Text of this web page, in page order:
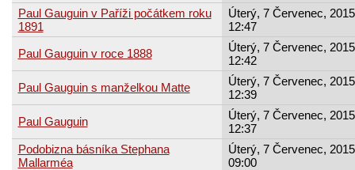
Paul Gauguin v Paříži počátkem roku
1891
Úterý, 7 Červenec,
12:47
Paul Gauguin v roce 1888
Úterý, 7 Červenec,
12:42
Paul Gauguin s manželkou Matte
Úterý, 7 Červenec,
12:39
Paul Gauguin
Úterý, 7 Červenec,
12:37
Podobizna básníka Stephana
Mallarméa
Úterý, 7 Červenec,
09:00